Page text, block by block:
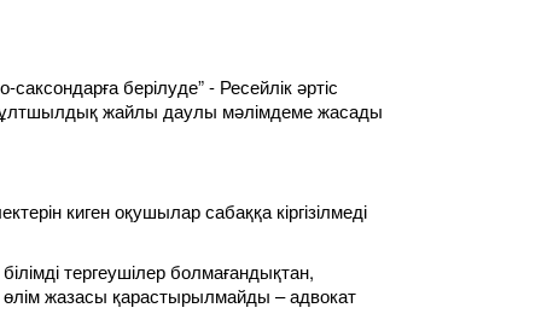
саксондарға берілуде” - Ресейлік әртіс
ұлтшылдық жайлы даулы мәлімдеме жасады
киген оқушылар сабаққа кіргізілмеді
білімді тергеушілер болмағандықтан,
жазасы қарастырылмайды – адвокат